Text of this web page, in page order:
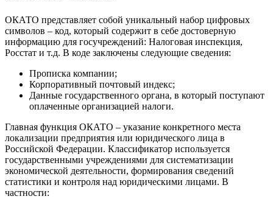
ОКАТО представляет собой уникальный набор цифровых
символов – код, который содержит в себе достоверную
информацию для госучреждений: Налоговая инспекция,
Росстат и т.д. В коде заключены следующие сведения:
Прописка компании;
Корпоративный почтовый индекс;
Данные государственного органа, в который поступают
оплаченные организацией налоги.
Главная функция ОКАТО – указание конкретного места
локализации предприятия или юридического лица в
Российской Федерации. Классификатор используется
государственными учреждениями для систематизации
экономической деятельности, формирования сведений
статистики и контроля над юридическими лицами. В
частности: